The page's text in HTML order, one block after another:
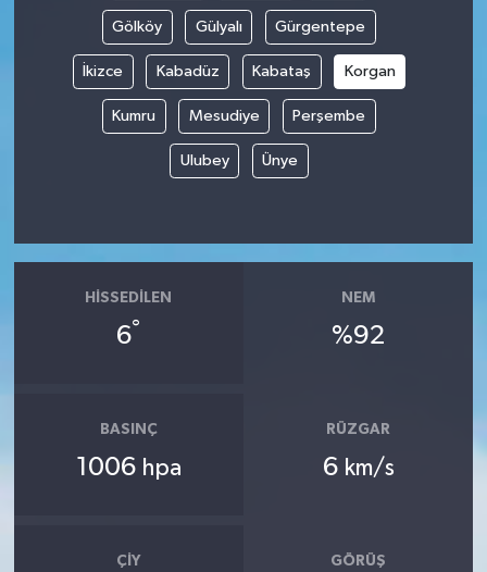
Gölköy Gülyalı Gürgentepe
İkizce Kabadüz Kabataş Korgan
Kumru Mesudiye Perşembe
Ulubey Ünye
HISSEDILEN
6°
NEM
%92
BASINÇ
1006 hpa
RÜZGAR
6 km/s
ÇIY GÖRÜŞ